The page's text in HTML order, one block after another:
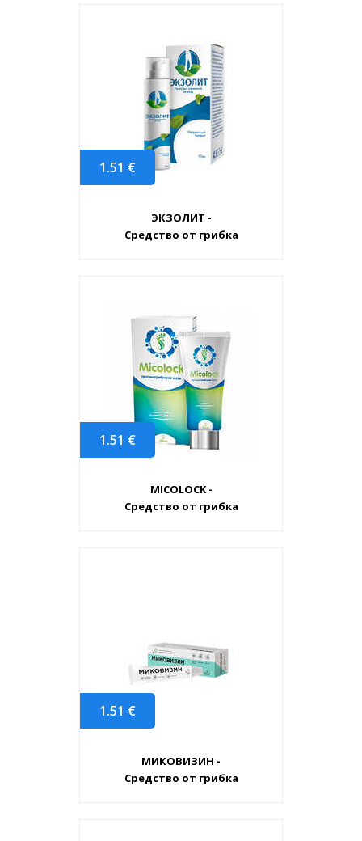
1.51 €
ЭКЗОЛИТ -
Средство от грибка
1.51 €
MICOLOCK -
Средство от грибка
1.51 €
МИКОВИЗИН -
Средство от грибка